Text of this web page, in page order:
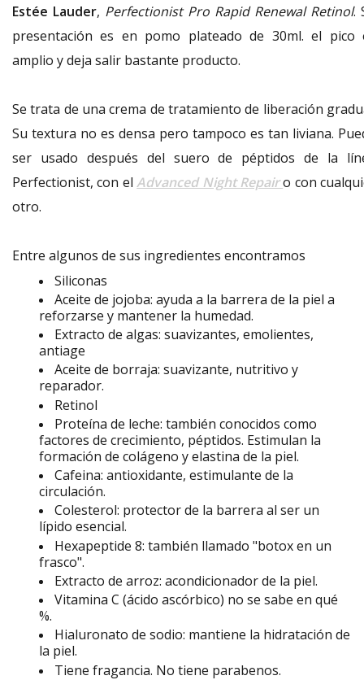
Estée Lauder, Perfectionist Pro Rapid Renewal Retinol.
presentación es en pomo plateado de 30ml. el pico
amplio y deja salir bastante producto.
Se trata de una crema de tratamiento de liberación
Su textura no es densa pero tampoco es tan liviana.
ser usado después del suero de péptidos de la
Perfectionist, con elAdvanced Night Repairo con
otro.
Entre algunos de sus ingredientes encontramos
Siliconas
Aceite de jojoba: ayuda a la barrera de la piel a
reforzarse y mantener la humedad.
Extracto de algas: suavizantes, emolientes,
antiage
Aceite de borraja: suavizante, nutritivo y
reparador.
Retinol
Proteína de leche: también conocidos como
factores de crecimiento, péptidos. Estimulan la
formación de colágeno y elastina de la piel.
Cafeina: antioxidante, estimulante de la
circulación.
Colesterol: protector de la barrera al ser un
lípido esencial.
Hexapeptide 8: también llamado "botox en un
frasco".
Extracto de arroz: acondicionador de la piel.
Vitamina C (ácido ascórbico) no se sabe en qué
%.
Hialuronato de sodio: mantiene la hidratación de
la piel.
Tiene fragancia. No tiene parabenos.